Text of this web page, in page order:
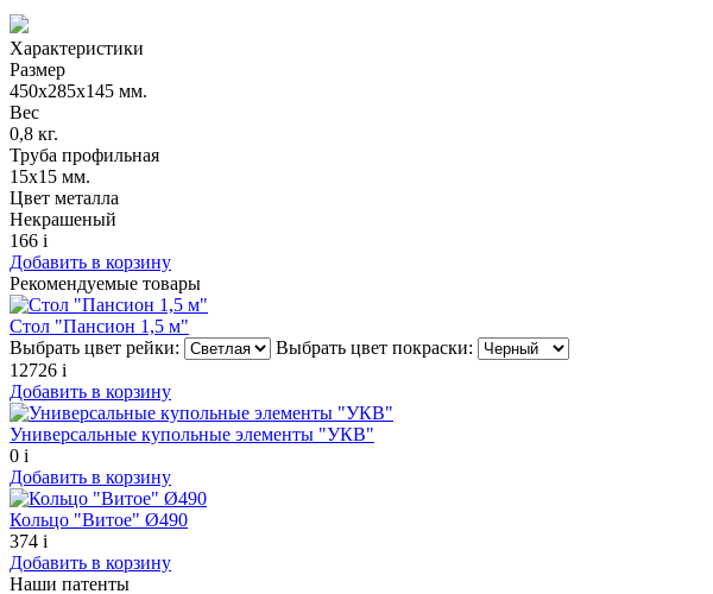
Характеристики
Размер
450х285х145 мм.
Вес
0,8 кг.
Труба профильная
15х15 мм.
Цвет металла
Некрашеный
166 i
Добавить в корзину
Рекомендуемые товары
Стол "Пансион 1,5 м"
Выбрать цвет рейки:
Выбрать цвет покраски:
12726 i
Добавить в корзину
Универсальные купольные элементы "УКВ"
0 i
Добавить в корзину
Кольцо "Витое" Ø490
374 i
Добавить в корзину
Наши патенты